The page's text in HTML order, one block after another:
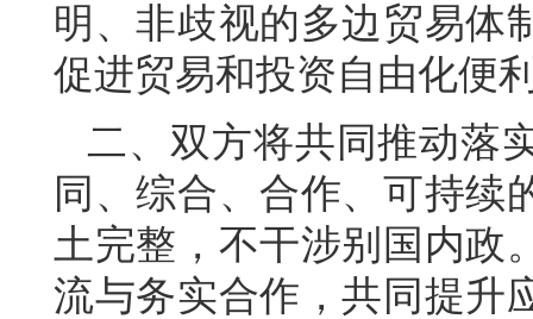
明、非歧视的多边贸易体
促进贸易和投资自由化便
二、双方将共同推动落
同、综合、合作、可持续
土完整，不干涉别国内政
流与务实合作，共同提升